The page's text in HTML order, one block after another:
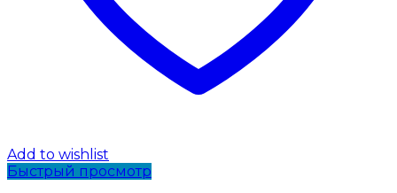
Add to wishlist
Быстрый просмотр